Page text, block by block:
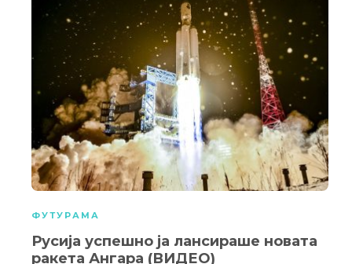
ФУТУРАМА
Русија успешно ја лансираше новата
ракета Ангара (ВИДЕО)